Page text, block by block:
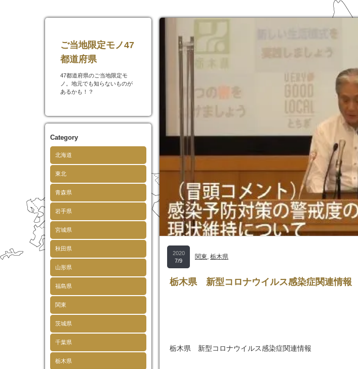
ご当地限定モノ47
都道府県
47都道府県のご当地限定モ
ノ。地元でも知らないものが
あるかも！？
Category
北海道
東北
青森県
岩手県
宮城県
秋田県
山形県
福島県
関東
茨城県
千葉県
栃木県
2020
7/9
関東, 栃木県
栃木県 新型コロナウイルス感染症関連情報
栃木県 新型コロナウイルス感染症関連情報